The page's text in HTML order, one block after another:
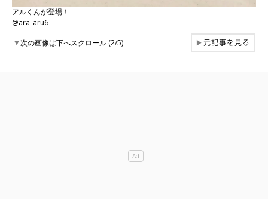
アルくんが登場！
@ara_aru6
▼次の画像は下へスクロール (2/5) ▶元記事を見る